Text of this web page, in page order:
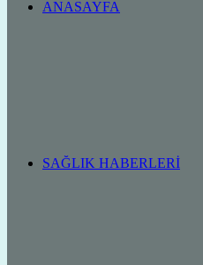
ANASAYFA
SAĞLIK HABERLERI